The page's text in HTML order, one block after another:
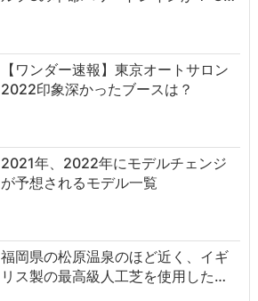
【ワンダー速報】東京オートサロン
2022印象深かったブースは？
2021年、2022年にモデルチェンジ
が予想されるモデル一覧
福岡県の松原温泉のほど近く、イギ
リス製の最高級人工芝を使用した…